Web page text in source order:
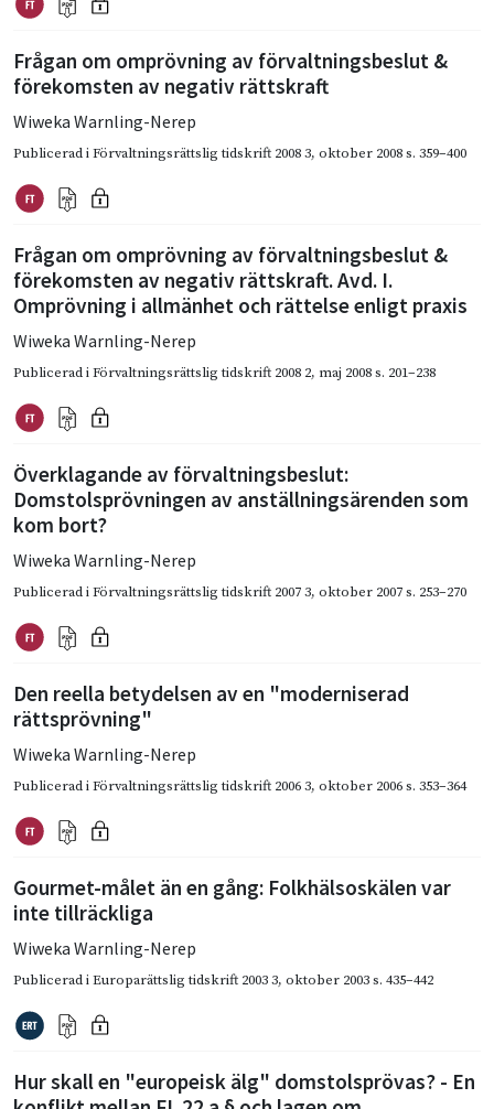
Frågan om omprövning av förvaltningsbeslut &
förekomsten av negativ rättskraft
Wiweka Warnling-Nerep
Publicerad iFörvaltningsrättslig tidskrift 2008 3, oktober 2008s. 359–400
Frågan om omprövning av förvaltningsbeslut &
förekomsten av negativ rättskraft. Avd. I.
Omprövning i allmänhet och rättelse enligt praxis
Wiweka Warnling-Nerep
Publicerad iFörvaltningsrättslig tidskrift 2008 2, maj 2008s. 201–238
Överklagande av förvaltningsbeslut:
Domstolsprövningen av anställningsärenden som
kom bort?
Wiweka Warnling-Nerep
Publicerad iFörvaltningsrättslig tidskrift 2007 3, oktober 2007s. 253–270
Den reella betydelsen av en "moderniserad
rättsprövning"
Wiweka Warnling-Nerep
Publicerad iFörvaltningsrättslig tidskrift 2006 3, oktober 2006s. 353–364
Gourmet-målet än en gång: Folkhälsoskälen var
inte tillräckliga
Wiweka Warnling-Nerep
Publicerad iEuroparättslig tidskrift 2003 3, oktober 2003s. 435–442
Hur skall en "europeisk älg" domstolsprövas? - En